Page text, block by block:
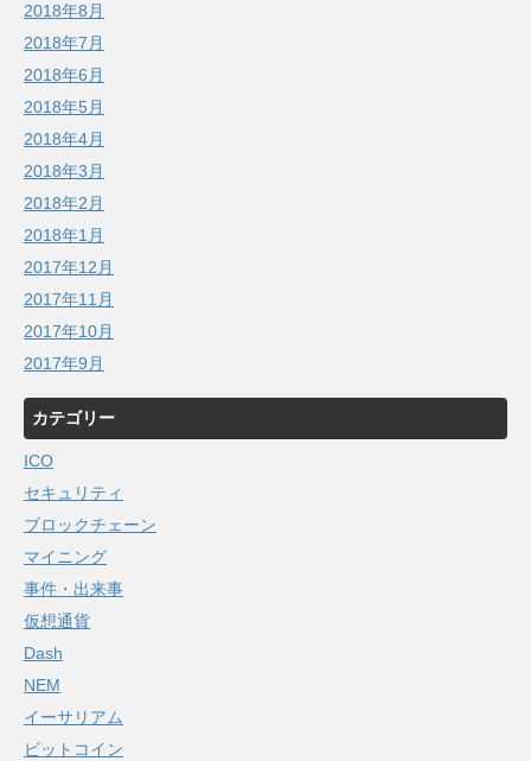
2018年8月
2018年7月
2018年6月
2018年5月
2018年4月
2018年3月
2018年2月
2018年1月
2017年12月
2017年11月
2017年10月
2017年9月
カテゴリー
ICO
セキュリティ
ブロックチェーン
マイニング
事件・出来事
仮想通貨
Dash
NEM
イーサリアム
ビットコイン